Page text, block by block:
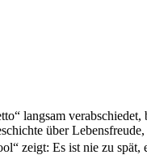
langsam
über
zeigt: Es ist nie zu